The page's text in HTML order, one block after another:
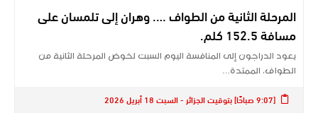
المرحلة الثانية من الطواف …. وهران إلى تلمسان على
مسافة 152.5 كلم.
يعود الدراجون إلى المنافسة اليوم السبت لخوض المرحلة الثانية من
الطواف، الممتدة…
[9:07 صباحًا] بتوقيت الجزائر - السبت 18 أبريل 2026